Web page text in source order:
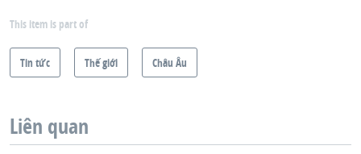
This item is part of
Tin tức Thế giới Châu Âu
Liên quan